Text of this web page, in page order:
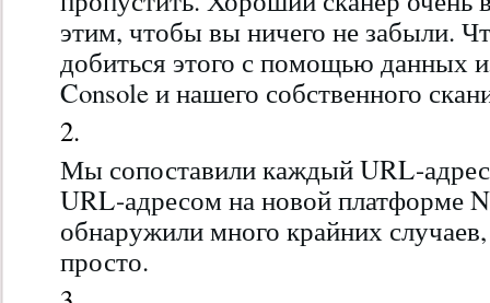
этим, чтобы вы ничего не забыли.
добиться этого с помощью данных
Console и нашего собственного
Мы сопоставили каждый URL-
URL-адресом на новой платформе
обнаружили много крайних
просто.